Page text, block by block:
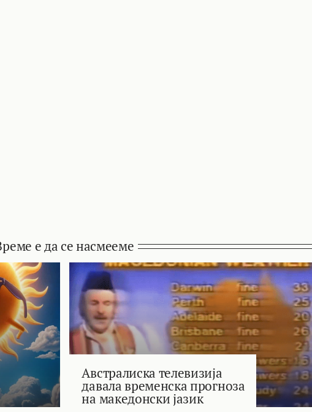
е да се насмееме
Австралиска телевизија
давала временска прогноза
на македонски јазик